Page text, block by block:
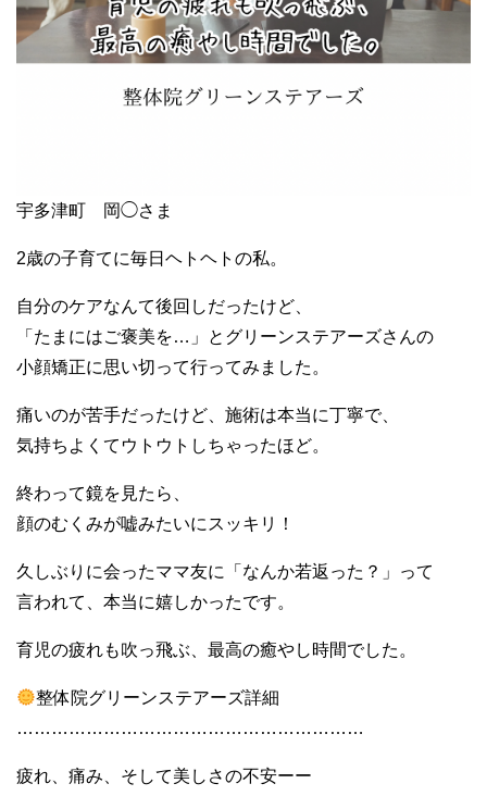
宇多津町 岡◯さま
2歳の子育てに毎日ヘトヘトの私。
自分のケアなんて後回しだったけど、
「たまにはご褒美を…」とグリーンステアーズさんの
小顔矯正に思い切って行ってみました。
痛いのが苦手だったけど、施術は本当に丁寧で、
気持ちよくてウトウトしちゃったほど。
終わって鏡を見たら、
顔のむくみが嘘みたいにスッキリ！
久しぶりに会ったママ友に「なんか若返った？」って
言われて、本当に嬉しかったです。
育児の疲れも吹っ飛ぶ、最高の癒やし時間でした。
整体院グリーンステアーズ詳細
……………………………………………………
疲れ、痛み、そして美しさの不安ーー